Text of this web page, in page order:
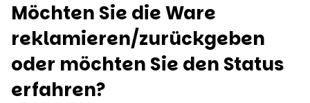
Möchten Sie die Ware
reklamieren/zurückgeben
oder möchten Sie den Status
erfahren?